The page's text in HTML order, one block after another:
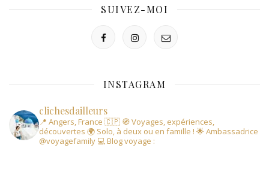
SUIVEZ-MOI
INSTAGRAM
clichesdailleurs
📍 Angers, France 🇨🇵 🧭 Voyages, expériences,
découvertes 🌍 Solo, à deux ou en famille ! 🌟 Ambassadrice
@voyagefamily 💻 Blog voyage :